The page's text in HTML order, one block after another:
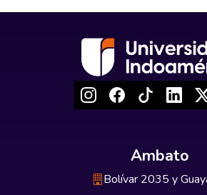
Ambato
Bolívar 2035 y